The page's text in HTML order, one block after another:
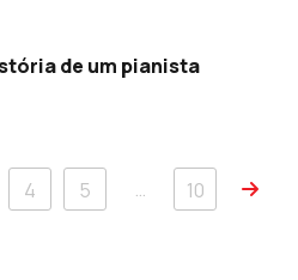
de um pianista
4 5 … 10